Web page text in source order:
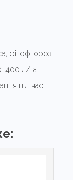
фітофтороз
400 л/га
під час